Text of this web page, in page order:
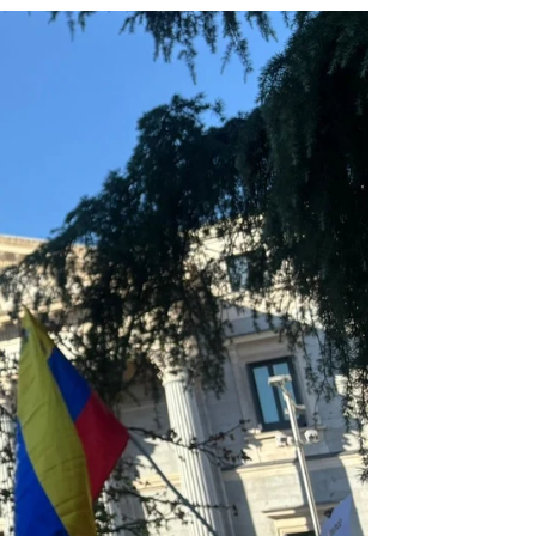
la duda de saber qué hará el PSOE |Europa Press